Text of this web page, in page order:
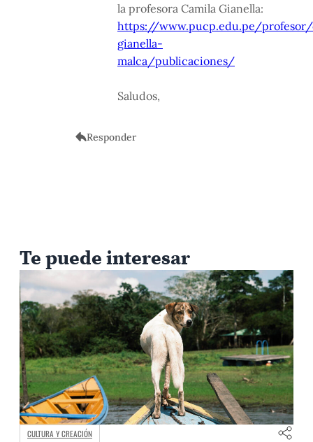
la profesora Camila Gianella:
https://www.pucp.edu.pe/
gianella-
malca/publicaciones/
Saludos,
Responder
Te puede interesar
CULTURA Y CREACIÓN